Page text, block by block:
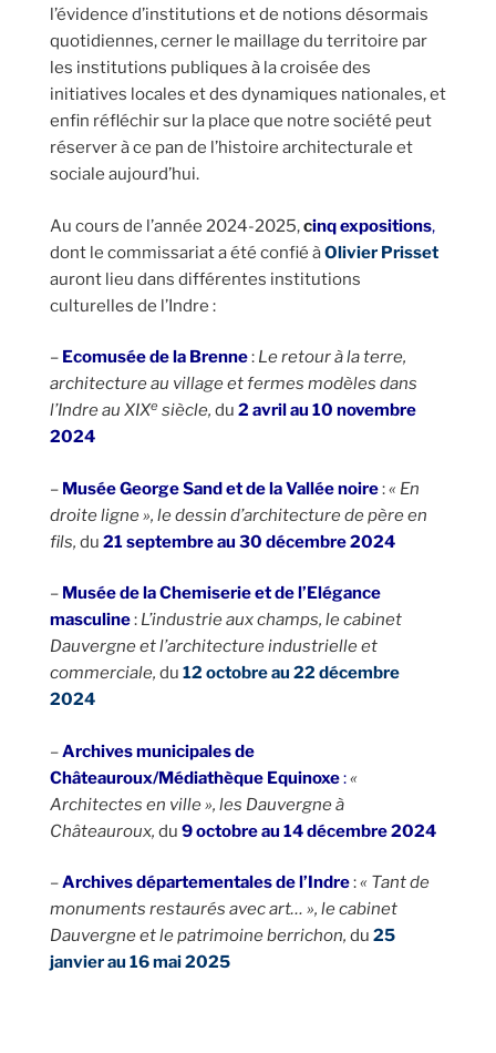
l’évidence d’institutions et de notions désormais
quotidiennes, cerner le maillage du territoire par
les institutions publiques à la croisée des
initiatives locales et des dynamiques nationales, et
enfin réfléchir sur la place que notre société peut
réserver à ce pan de l’histoire architecturale et
sociale aujourd’hui.
Au cours de l’année 2024-2025,cinq expositions,
dont le commissariat a été confié àOlivier Prisset
auront lieu dans différentes institutions
culturelles de l’Indre :
– Ecomusée de la Brenne: Le retour à la terre,
architecture au village et fermes modèles dans
l’Indre au XIXe siècle, du 2 avril au 10 novembre
2024
– Musée George Sand et de la Vallée noire:« En
droite ligne », le dessin d’architecture de père en
fils, du 21 septembre au 30 décembre 2024
– Musée de la Chemiserie et de l’Elégance
masculine: L’industrie aux champs, le cabinet
Dauvergne et l’architecture industrielle et
commerciale, du 12 octobre au 22 décembre
2024
–Archives municipales de
Châteauroux/Médiathèque Equinoxe:«
Architectes en ville », les Dauvergne à
Châteauroux, du 9 octobre au 14 décembre 2024
–Archives départementales de l’Indre:« Tant de
monuments restaurés avec art… », le cabinet
Dauvergne et le patrimoine berrichon, du 25
janvier au 16 mai 2025